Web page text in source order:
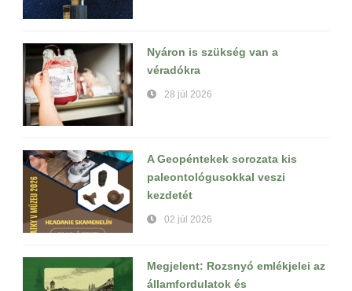
Nyáron is szükség van a
véradókra
28 júl 2026
A Geopéntekek sorozata kis
paleontológusokkal veszi
kezdetét
02 júl 2026
Megjelent: Rozsnyó emlékjelei az
államfordulatok és